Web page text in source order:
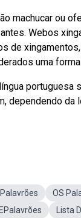
machucar ou
Webos
de
uma
portuguesa
dependendo
OS
Lista